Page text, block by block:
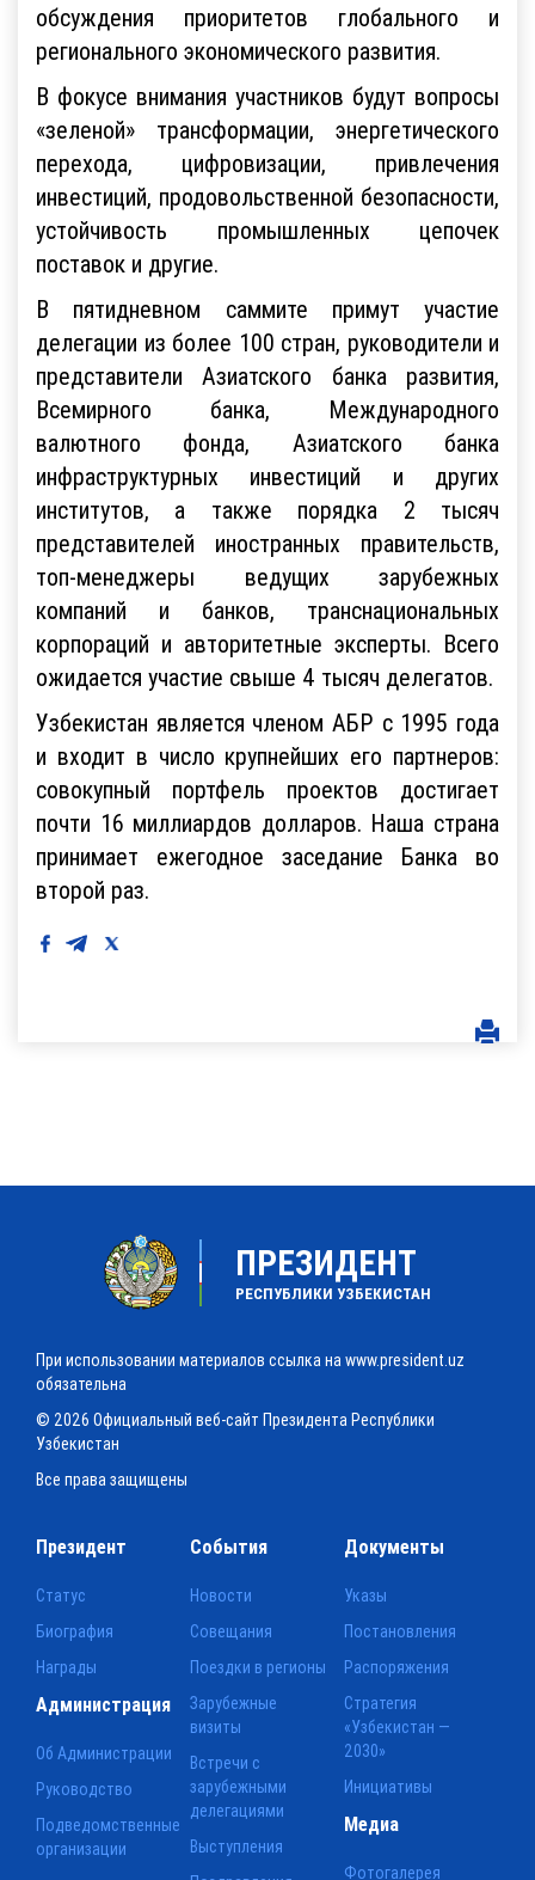
обсуждения приоритетов глобального и
регионального экономического развития.
В фокусе внимания участников будут вопросы
«зеленой» трансформации, энергетического
перехода, цифровизации, привлечения
инвестиций, продовольственной безопасности,
устойчивость промышленных цепочек
поставок и другие.
В пятидневном саммите примут участие
делегации из более 100 стран, руководители и
представители Азиатского банка развития,
Всемирного банка, Международного
валютного фонда, Азиатского банка
инфраструктурных инвестиций и других
институтов, а также порядка 2 тысяч
представителей иностранных правительств,
топ-менеджеры ведущих зарубежных
компаний и банков, транснациональных
корпораций и авторитетные эксперты. Всего
ожидается участие свыше 4 тысяч делегатов.
Узбекистан является членом АБР с 1995 года
и входит в число крупнейших его партнеров:
совокупный портфель проектов достигает
почти 16 миллиардов долларов. Наша страна
принимает ежегодное заседание Банка во
второй раз.
ПРЕЗИДЕНТ
РЕСПУБЛИКИ УЗБЕКИСТАН
При использовании материалов ссылка на www.president.uz
обязательна
© 2026 Официальный веб-сайт Президента Республики
Узбекистан
Все права защищены
Президент
Статус
Биография
Награды
События
Новости
Совещания
Поездки в регионы
Зарубежные
визиты
Встречи с
зарубежными
делегациями
Выступления
Документы
Указы
Постановления
Распоряжения
Стратегия
«Узбекистан —
2030»
Инициативы
Администрация
Об Администрации
Руководство
Подведомственные
организации
Медиа
Фотогалерея